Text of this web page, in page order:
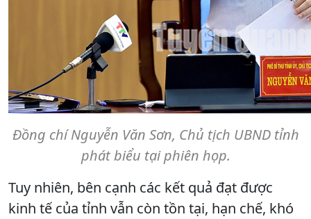
Đồng chí Nguyễn Văn Sơn, Chủ tịch UBND tỉnh
phát biểu tại phiên họp.
Tuy nhiên, bên cạnh các kết quả đạt được
kinh tế của tỉnh vẫn còn tồn tại, hạn chế, khó